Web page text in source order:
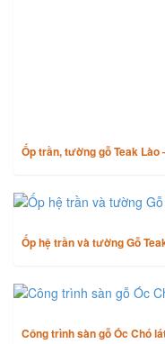
Ốp trần, tường gỗ Teak Lào
Ốp hệ trần và tường Gỗ
Công trình sàn gỗ Óc Chó